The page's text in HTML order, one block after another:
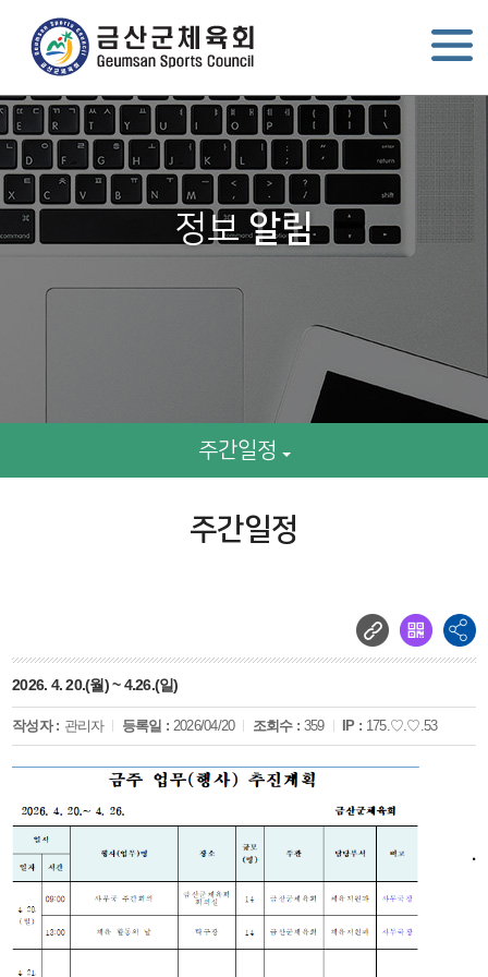
정보알림
주간일정
주간일정
2026. 4. 20.(월) ~ 4.26.(일)
작성자 : 관리자 등록일 : 2026/04/20 조회수 : 359 IP : 175.♡.♡.53